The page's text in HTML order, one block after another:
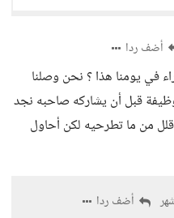
أضف ردا
في يومنا هذا ؟ نحن وصلنا
قبل أن يشاركه صاحبه نجد
من ما تطرحيه لكن أحاول
أضف ردا